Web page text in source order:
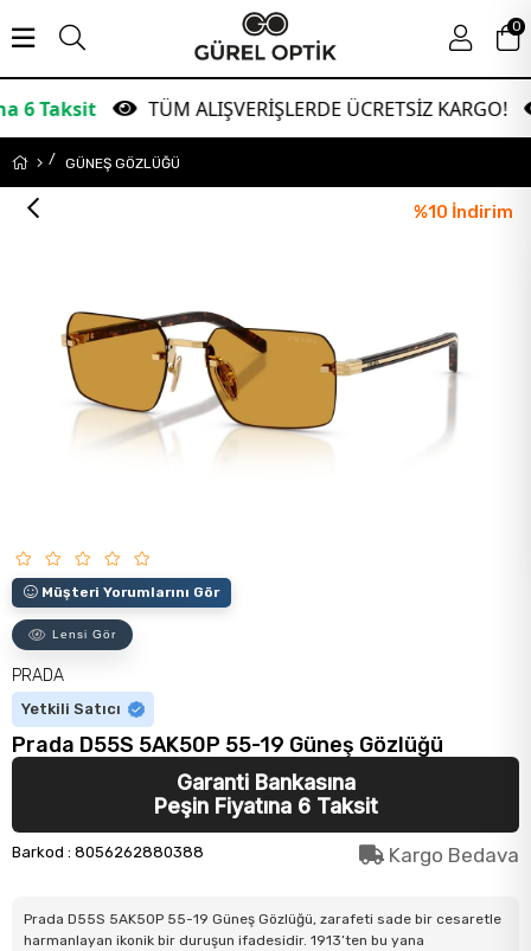
TÜM ALIŞVERİŞLERDE ÜCRETSİZ KARGO!
0
GÜNEŞ GÖZLÜĞÜ
%10 İndirim
Müşteri Yorumlarını Gör
Lensi Gör
PRADA
Yetkili Satıcı
Prada D55S 5AK50P 55-19 Güneş Gözlüğü
Garanti Bankasına
Peşin Fiyatına 6 Taksit
Barkod : 8056262880388 Kargo Bedava
Prada D55S 5AK50P 55-19 Güneş Gözlüğü, zarafeti sade bir cesaretle
harmanlayan ikonik bir duruşun ifadesidir. 1913’ten bu yana